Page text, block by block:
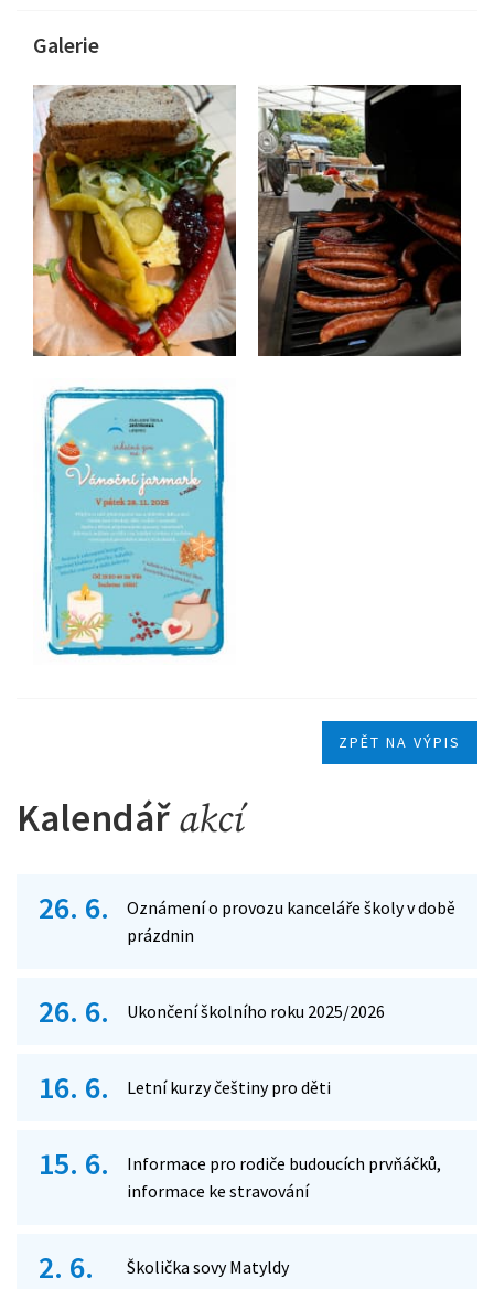
Galerie
ZPĚT NA VÝPIS
Kalendářakcí
26. 6.
Oznámení o provozu kanceláře školy v době
prázdnin
26. 6. Ukončení školního roku 2025/2026
16. 6. Letní kurzy češtiny pro děti
15. 6.
Informace pro rodiče budoucích prvňáčků,
informace ke stravování
2. 6. Školička sovy Matyldy